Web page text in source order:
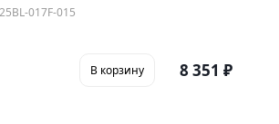
017F-015
В корзину 8 351 ₽